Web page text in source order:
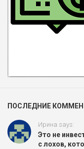
ПОСЛЕДНИЕ
Ирина says:
Это не
с лохов,